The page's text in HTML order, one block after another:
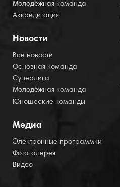
Молодёжная команда
Аккредитация
Новости
Все новости
Основная команда
Суперлига
Молодёжная команда
Юношеские команды
Медиа
Электронные программки
Фотогалерея
Видео